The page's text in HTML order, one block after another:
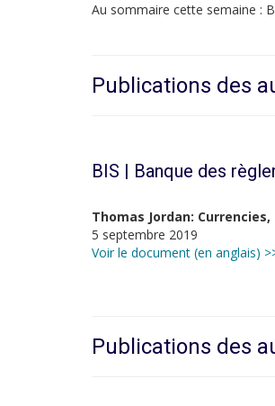
Au sommaire cette semaine :
Publications des
BIS | Banque des
Thomas Jordan:
5 septembre 2019
Voir le document (en anglais)
Publications des